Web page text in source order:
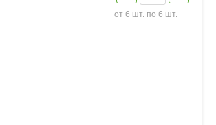
от 6 шт. по 6 шт.